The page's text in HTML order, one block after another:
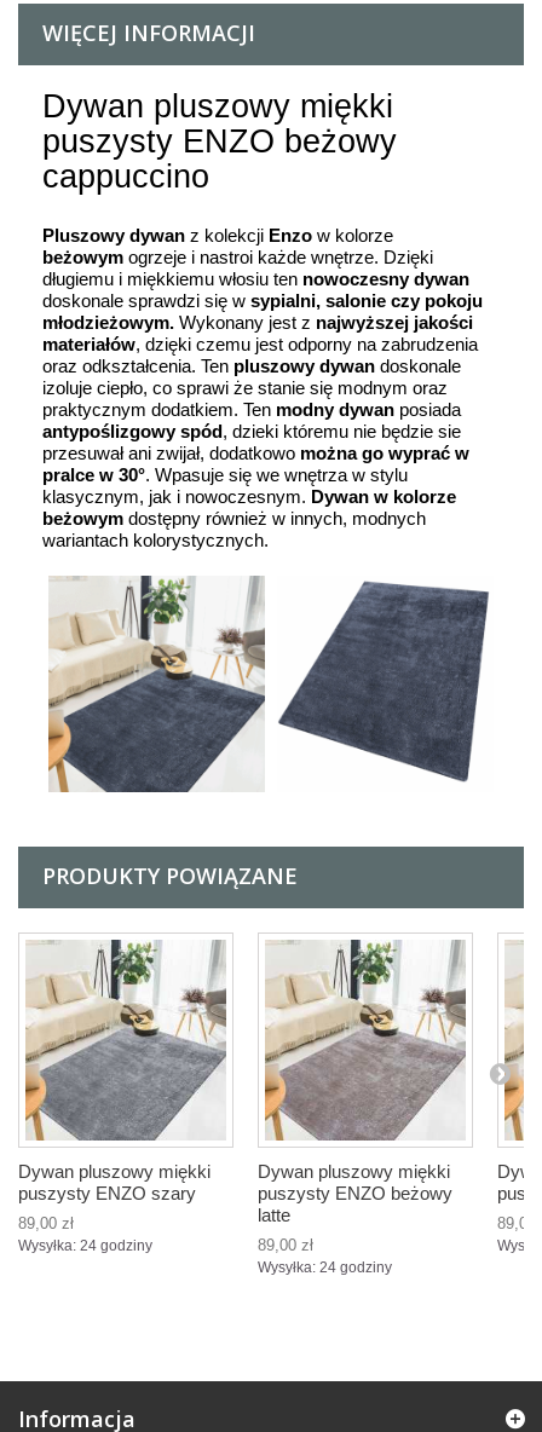
WIĘCEJ INFORMACJI
Dywan pluszowy miękki
puszysty ENZO beżowy
cappuccino
Pluszowy dywan z kolekcji Enzo w kolorze
beżowym ogrzeje i nastroi każde wnętrze. Dzięki
długiemu i miękkiemu włosiu ten nowoczesny dywan
doskonale sprawdzi się w sypialni, salonie czy pokoju
młodzieżowym. Wykonany jest z najwyższej jakości
materiałów, dzięki czemu jest odporny na zabrudzenia
oraz odkształcenia. Ten pluszowy dywan doskonale
izoluje ciepło, co sprawi że stanie się modnym oraz
praktycznym dodatkiem. Ten modny dywan posiada
antypoślizgowy spód, dzieki któremu nie będzie sie
przesuwał ani zwijał, dodatkowo można go wyprać w
pralce w 30°. Wpasuje się we wnętrza w stylu
klasycznym, jak i nowoczesnym. Dywan w kolorze
beżowym dostępny również w innych, modnych
wariantach kolorystycznych.
PRODUKTY POWIĄZANE
Dywan pluszowy miękki
puszysty ENZO szary
89,00 zł
Wysyłka: 24 godziny
Dywan pluszowy miękki
puszysty ENZO beżowy
latte
89,00 zł
Wysyłka: 24 godziny
89,00
Informacja